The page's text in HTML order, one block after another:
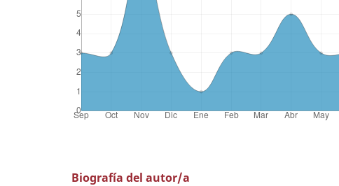
Biografía del autor/a